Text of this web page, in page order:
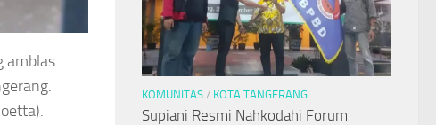
amblas
KOMUNITAS / KOTA TANGERANG
Supiani Resmi Nahkodahi Forum